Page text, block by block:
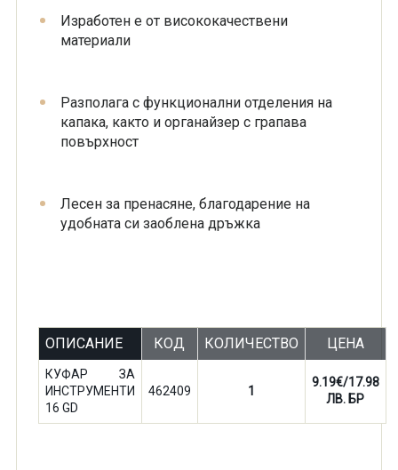
Изработен е от висококачествени
материали
Разполага с функционални отделения на
капака, както и органайзер с грапава
повърхност
Лесен за пренасяне, благодарение на
удобната си заоблена дръжка
ОПИСАНИЕ КОД КОЛИЧЕСТВО ЦЕНА
КУФАР ЗА
ИНСТРУМЕНТИ
16 GD
462409 1
9.19€/17.98
ЛВ. БР